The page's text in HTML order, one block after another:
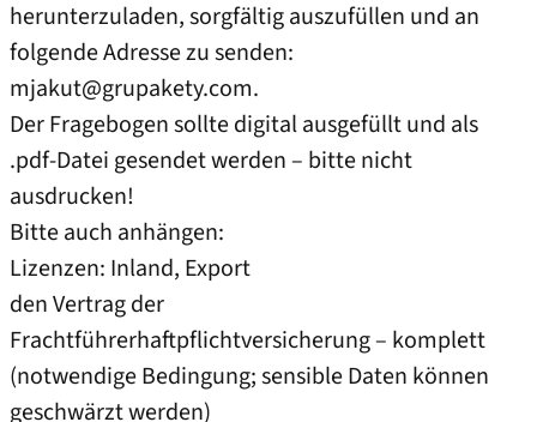
herunterzuladen, sorgfältig auszufüllen und an
folgende Adresse zu senden:
mjakut@grupakety.com.
Der Fragebogen sollte digital ausgefüllt und als
.pdf-Datei gesendet werden – bitte nicht
ausdrucken!
Bitte auch anhängen:
Lizenzen: Inland, Export
den Vertrag der
Frachtführerhaftpflichtversicherung – komplett
(notwendige Bedingung; sensible Daten können
geschwärzt werden)